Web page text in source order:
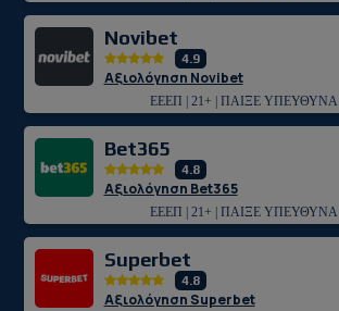
Novibet
4.9
Αξιολόγηση Novibet
ΕΕΕΠ | 21+ | ΠΑΙΞΕ ΥΠΕΥΘΥΝΑ
Bet365
4.8
Αξιολόγηση Bet365
ΕΕΕΠ | 21+ | ΠΑΙΞΕ ΥΠΕΥΘΥΝΑ
Superbet
4.8
Αξιολόγηση Superbet